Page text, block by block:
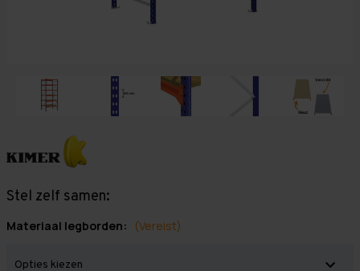
Stel zelf samen:
Materiaal legborden: (Vereist)